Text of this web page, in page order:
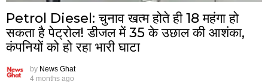
Petrol Diesel: चुनाव खत्म होते ही ₹18 महंगा हो
सकता है पेट्रोल! डीजल में ₹35 के उछाल की आशंका,
कंपनियों को हो रहा भारी घाटा
by News Ghat
4 months ago